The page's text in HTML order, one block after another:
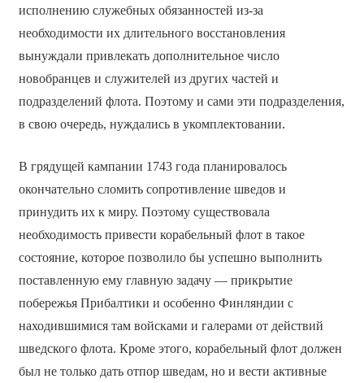
исполнению служебных обязанностей из-за
необходимости их длительного восстановления
вынуждали привлекать дополнительное число
новобранцев и служителей из других частей и
подразделений флота. Поэтому и сами эти подразделения,
в свою очередь, нуждались в укомплектовании.
В грядущей кампании 1743 года планировалось
окончательно сломить сопротивление шведов и
принудить их к миру. Поэтому существовала
необходимость привести корабельный флот в такое
состояние, которое позволило бы успешно выполнить
поставленную ему главную задачу — прикрытие
побережья Прибалтики и особенно Финляндии с
находившимися там войсками и галерами от действий
шведского флота. Кроме этого, корабельный флот должен
был не только дать отпор шведам, но и вести активные